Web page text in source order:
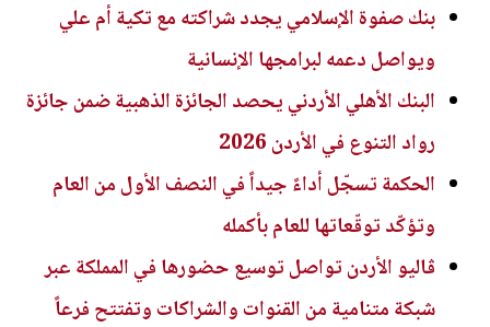
بنك صفوة الإسلامي يجدد شراكته مع تكية أم علي
ويواصل دعمه لبرامجها الإنسانية
البنك الأهلي الأردني يحصد الجائزة الذهبية ضمن جائزة
رواد التنوع في الأردن 2026
الحكمة تسجّل أداءً جيداً في النصف الأول من العام
وتؤكّد توقّعاتها للعام بأكمله
ڤاليو الأردن تواصل توسيع حضورها في المملكة عبر
شبكة متنامية من القنوات والشراكات وتفتتح فرعاً